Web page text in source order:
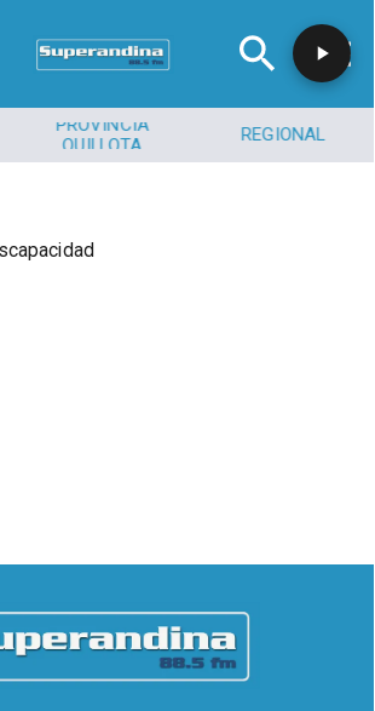
PROVINCIA
QUILLOTA
REGIONAL